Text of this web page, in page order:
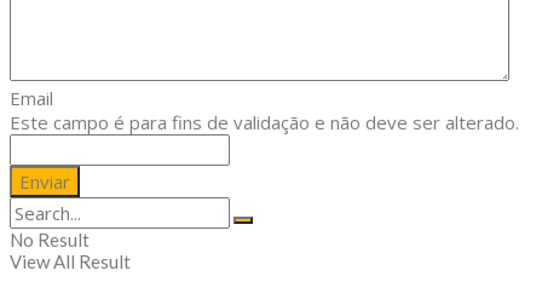
Email
Este campo é para fins de validação e não deve ser alterado.
No Result
View All Result